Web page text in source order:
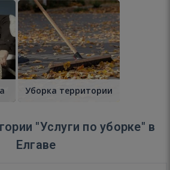
Уборка территории
"Услуги по уборке" в
Елгаве